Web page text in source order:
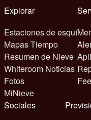
Explorar
Estaciones de esquí
Mapas Tiempo
Resumen de Nieve
Whiteroom Noticias
Fotos
MiNieve
Sociales